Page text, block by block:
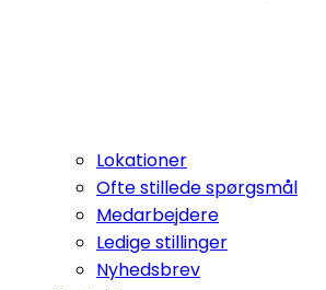
Lokationer
Ofte stillede spørgsmål
Medarbejdere
Ledige stillinger
Nyhedsbrev